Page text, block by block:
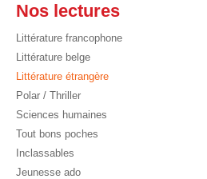
Nos lectures
Littérature francophone
Littérature belge
Littérature étrangère
Polar / Thriller
Sciences humaines
Tout bons poches
Inclassables
Jeunesse ado